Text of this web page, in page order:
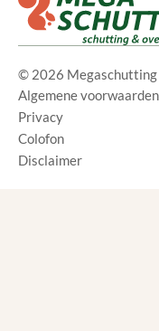
© 2026 Megaschutting
Algemene voorwaarden
Privacy
Colofon
Disclaimer